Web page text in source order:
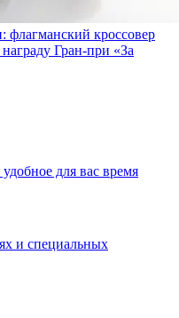
флагманский кроссовер
Гран-при «За
для вас время
и специальных